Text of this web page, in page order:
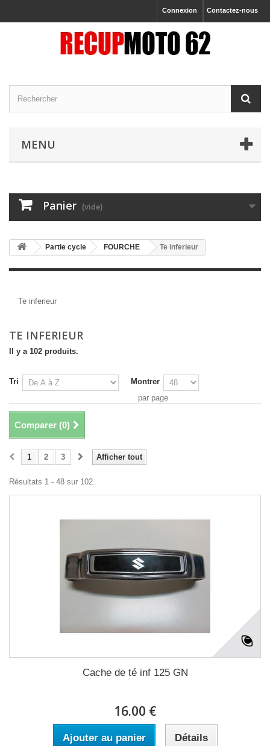
Contactez-nous
Connexion
MENU
Panier (vide)
Partie cycle FOURCHE Te inferieur
Te inferieur
TE INFERIEUR
Il y a 102 produits.
Tri
Montrer
par page
Comparer (0)
Afficher tout
1 2 3
Résultats 1 - 48 sur 102.
Cache de té inf 125 GN
16.00 €
Ajouter au panier Détails